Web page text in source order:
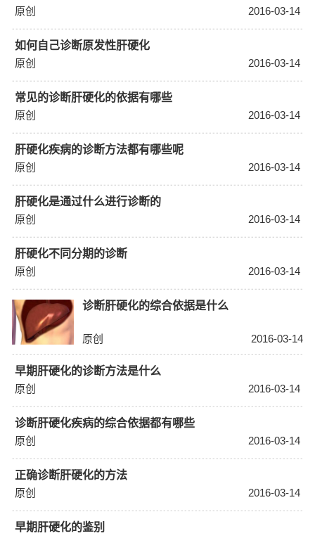
原创
2016-03-14
如何自己诊断原发性肝硬化
原创
2016-03-14
常见的诊断肝硬化的依据有哪些
原创
2016-03-14
肝硬化疾病的诊断方法都有哪些呢
原创
2016-03-14
肝硬化是通过什么进行诊断的
原创
2016-03-14
肝硬化不同分期的诊断
原创
2016-03-14
诊断肝硬化的综合依据是什么
原创 2016-03-14
早期肝硬化的诊断方法是什么
原创
2016-03-14
诊断肝硬化疾病的综合依据都有哪些
原创
2016-03-14
正确诊断肝硬化的方法
原创
2016-03-14
早期肝硬化的鉴别